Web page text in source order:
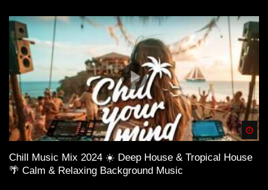
Chill Music Mix 2024 ☀️ Deep House & Tropical House
🌴 Calm & Relaxing Background Music